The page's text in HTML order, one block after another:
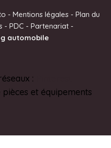
- Mentions légales - Plan du
- PDC - Partenariat -
automobile
:
et équipements